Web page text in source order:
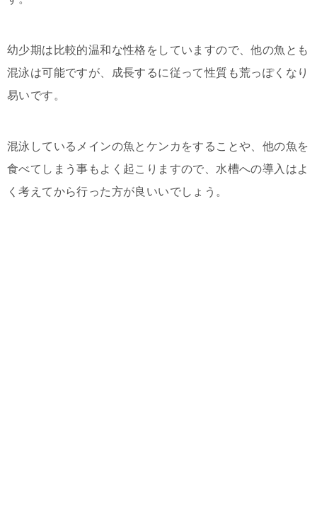
幼少期は比較的温和な性格をしていますので、他の魚とも
混泳は可能ですが、成長するに従って性質も荒っぽくなり
易いです。
混泳しているメインの魚とケンカをすることや、他の魚を
食べてしまう事もよく起こりますので、水槽への導入はよ
く考えてから行った方が良いいでしょう。